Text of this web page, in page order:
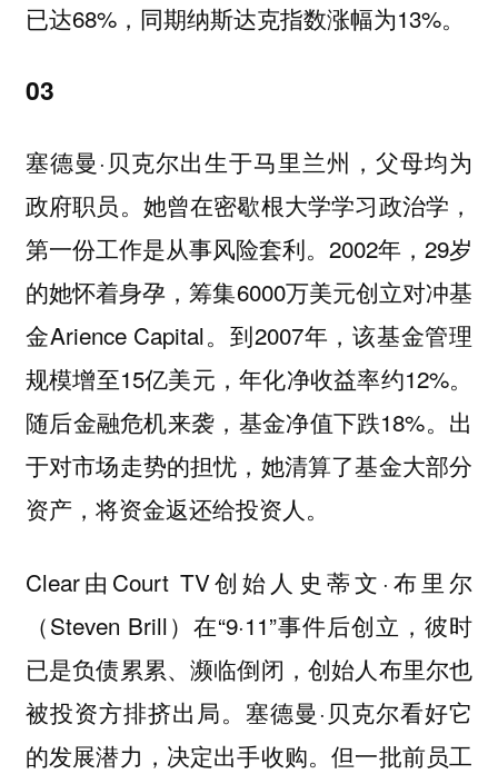
已达68%，同期纳斯达克指数涨幅为13%。
03
塞德曼·贝克尔出生于马里兰州，父母均为
政府职员。她曾在密歇根大学学习政治学，
第一份工作是从事风险套利。2002年，29岁
的她怀着身孕，筹集6000万美元创立对冲基
金Arience Capital。到2007年，该基金管理
规模增至15亿美元，年化净收益率约12%。
随后金融危机来袭，基金净值下跌18%。出
于对市场走势的担忧，她清算了基金大部分
资产，将资金返还给投资人。
Clear由Court TV创始人史蒂文·布里尔
（Steven Brill）在“9·11”事件后创立，彼时
已是负债累累、濒临倒闭，创始人布里尔也
被投资方排挤出局。塞德曼·贝克尔看好它
的发展潜力，决定出手收购。但一批前员工